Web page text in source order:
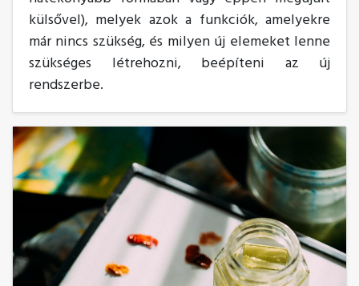
külsővel), melyek azok a funkciók, amelyekre
már nincs szükség, és milyen új elemeket lenne
szükséges létrehozni, beépíteni az új
rendszerbe.